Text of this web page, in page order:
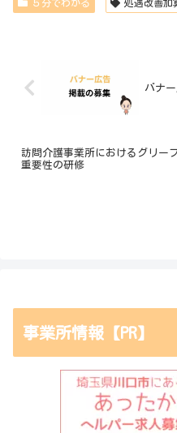
５分でわかる 処遇改善加
バナ
訪問介護事業所におけるグリー
重要性の研修
事業所情報【PR】